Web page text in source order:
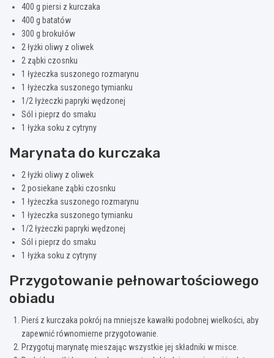
400 g piersi z kurczaka
400 g batatów
300 g brokułów
2 łyżki oliwy z oliwek
2 ząbki czosnku
1 łyżeczka suszonego rozmarynu
1 łyżeczka suszonego tymianku
1/2 łyżeczki papryki wędzonej
Sól i pieprz do smaku
1 łyżka soku z cytryny
Marynata do kurczaka
2 łyżki oliwy z oliwek
2 posiekane ząbki czosnku
1 łyżeczka suszonego rozmarynu
1 łyżeczka suszonego tymianku
1/2 łyżeczki papryki wędzonej
Sól i pieprz do smaku
1 łyżka soku z cytryny
Przygotowanie pełnowartościowego
obiadu
Pierś z kurczaka pokrój na mniejsze kawałki podobnej wielkości, aby
zapewnić równomierne przygotowanie.
Przygotuj marynatę mieszając wszystkie jej składniki w misce.